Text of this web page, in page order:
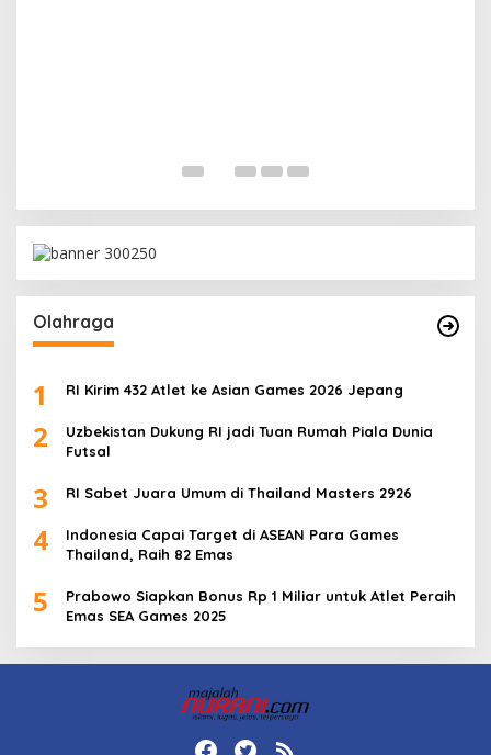
Olahraga
1 RI Kirim 432 Atlet ke Asian Games 2026 Jepang
2
Uzbekistan Dukung RI jadi Tuan Rumah Piala Dunia
Futsal
3 RI Sabet Juara Umum di Thailand Masters 2926
4
Indonesia Capai Target di ASEAN Para Games
Thailand, Raih 82 Emas
5
Prabowo Siapkan Bonus Rp 1 Miliar untuk Atlet Peraih
Emas SEA Games 2025